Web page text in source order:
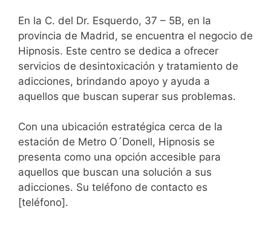
En la C. del Dr. Esquerdo, 37 – 5B, en la
provincia de Madrid, se encuentra el negocio de
Hipnosis. Este centro se dedica a ofrecer
servicios de desintoxicación y tratamiento de
adicciones, brindando apoyo y ayuda a
aquellos que buscan superar sus problemas.
Con una ubicación estratégica cerca de la
estación de Metro O´Donell, Hipnosis se
presenta como una opción accesible para
aquellos que buscan una solución a sus
adicciones. Su teléfono de contacto es
[teléfono].